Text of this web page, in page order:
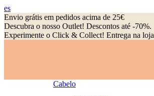
es
Envio grátis em pedidos acima de 25€
Descubra o nosso Outlet! Descontos até -70%.
Experimente o Click & Collect! Entrega na loja
Cabelo